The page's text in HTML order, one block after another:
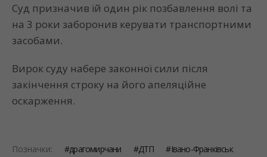
Суд призначив їй один рік позбавлення волі та
на 3 роки заборонив керувати транспортними
засобами.
Вирок суду набере законної сили після
закінчення строку на його апеляційне
оскарження.
Позначки: драгомирчани ДТП
Івано-Франківськ